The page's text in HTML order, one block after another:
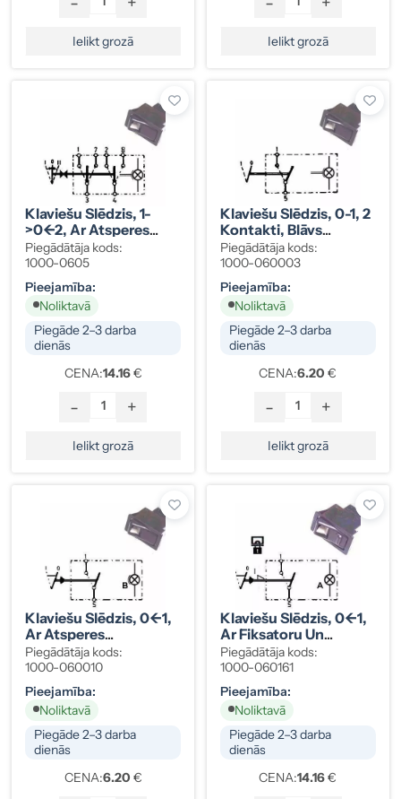
Ielikt grozā Ielikt grozā
Klaviešu Slēdzis, 1-
>0<-2, Ar Atsperes
Atgriešanu, Vecā
Sērija, 6 Kontakti,
Blāvs/spilgts
Apgaismojums
Piegādātāja kods:
1000-0605
Pieejamība:
Noliktavā
Piegāde 2–3 darba
dienās
CENA:14.16€
- +
Ielikt grozā
Klaviešu Slēdzis, 0-1, 2
Kontakti, Blāvs
Apgaismojums
Piegādātāja kods:
1000-060003
Pieejamība:
Noliktavā
Piegāde 2–3 darba
dienās
CENA:6.20 €
- +
Ielikt grozā
Klaviešu Slēdzis, 0<-1,
Ar Atsperes
Atgriešanu, 2
Kontakti, Blāvs
Apgaismojums
Piegādātāja kods:
1000-060010
Pieejamība:
Noliktavā
Piegāde 2–3 darba
dienās
CENA:6.20 €
Klaviešu Slēdzis, 0<-1,
Ar Fiksatoru Un
Atsperes Atgriešanu, 2
Kontakti, Spilgts
Apgaismojums
Piegādātāja kods:
1000-060161
Pieejamība:
Noliktavā
Piegāde 2–3 darba
dienās
CENA:14.16€